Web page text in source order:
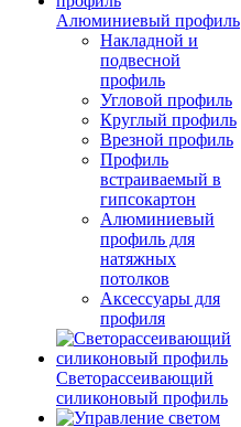
Алюминиевый профиль
Накладной и
подвесной
профиль
Угловой профиль
Круглый профиль
Врезной профиль
Профиль
встраиваемый в
гипсокартон
Алюминиевый
профиль для
натяжных
потолков
Аксессуары для
профиля
Светорассеивающий
силиконовый профиль